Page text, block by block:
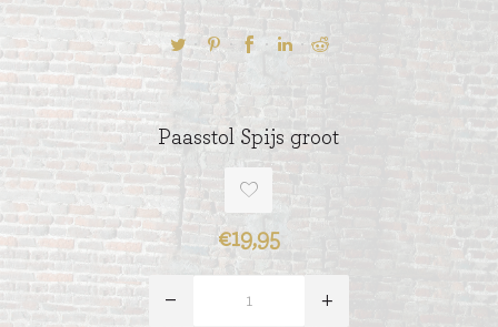
Paasstol Spijs groot
€19,95